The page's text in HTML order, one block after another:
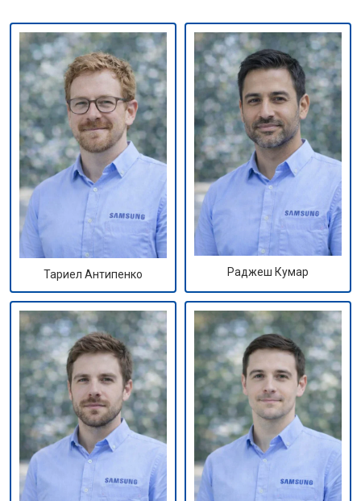
Тариел Антипенко Раджеш Кумар